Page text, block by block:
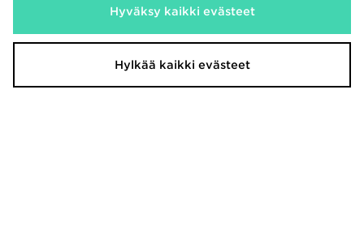
Jacket Junior
Hyväksy kaikki evästeet
Hylkää kaikki evästeet